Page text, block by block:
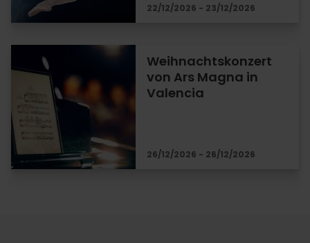
22/12/2026 - 23/12/2026
Weihnachtskonzert
von Ars Magna in
Valencia
26/12/2026 - 26/12/2026